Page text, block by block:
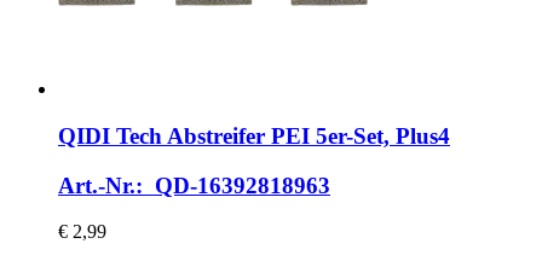
QIDI Tech Abstreifer PEI 5er-​Set, Plus4
Art.-Nr.: QD-16392818963
€ 2,99